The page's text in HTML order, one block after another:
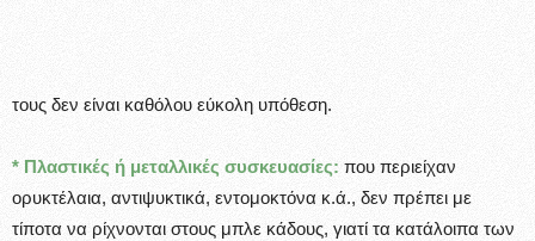
τους δεν είναι καθόλου εύκολη υπόθεση.
* Πλαστικές ή μεταλλικές συσκευασίες: που περιείχαν
ορυκτέλαια, αντιψυκτικά, εντομοκτόνα κ.ά., δεν πρέπει με
τίποτα να ρίχνονται στους μπλε κάδους, γιατί τα κατάλοιπα των